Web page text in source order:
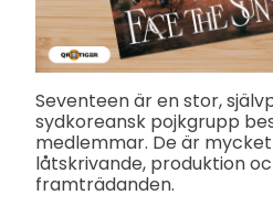
Seventeen är en stor,
sydkoreansk pojkgrupp
medlemmar. De är
låtskrivande, produktion
framträdanden.